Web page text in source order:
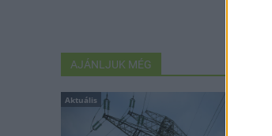
AJÁNLJUK MÉG
Aktuális